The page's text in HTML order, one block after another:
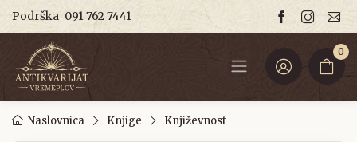
Podrška 091 762 7441
0
Naslovnica Knjige Književnost